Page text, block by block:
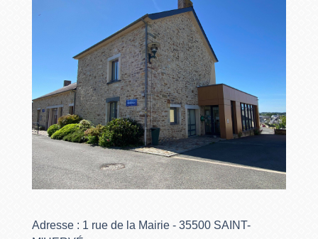
Adresse : 1 rue de la Mairie - 35500 SAINT-